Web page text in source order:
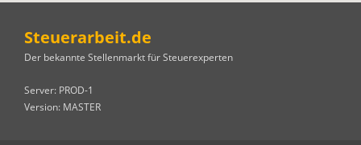
Steuerarbeit.de
Der bekannte Stellenmarkt für Steuerexperten
Server: PROD-1
Version: MASTER